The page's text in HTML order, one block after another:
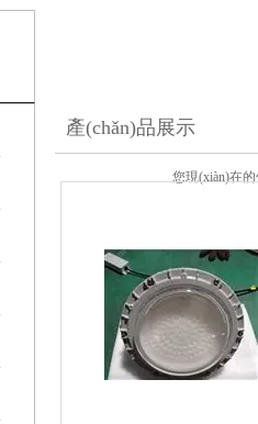
產(chǎn)品展示
您現(xiàn)在